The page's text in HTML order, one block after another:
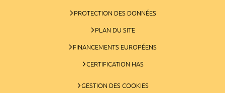
PROTECTION DES DONNÉES
PLAN DU SITE
FINANCEMENTS EUROPÉENS
CERTIFICATION HAS
GESTION DES COOKIES